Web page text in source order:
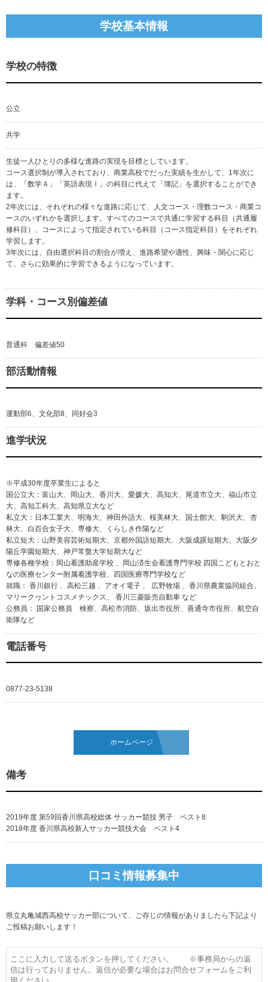
学校基本情報
学校の特徴
公立
共学
生徒一人ひとりの多様な進路の実現を目標としています。
コース選択制が導入されており、商業高校でだった実績を生かして、1年次に
は、「数学Ａ」「英語表現Ⅰ」の科目に代えて「簿記」を選択することができ
ます。
2年次には、それぞれの様々な進路に応じて、人文コース・理数コース・商業コ
ースのいずれかを選択します。すべてのコースで共通に学習する科目（共通履
修科目）、コースによって指定されている科目（コース指定科目）をそれぞれ
学習します。
3年次には、自由選択科目の割合が増え、進路希望や適性、興味・関心に応じ
て、さらに効果的に学習できるようになっています。
学科・コース別偏差値
普通科 偏差値50
部活動情報
運動部6、文化部8、同好会3
進学状況
※平成30年度卒業生によると
国公立大：富山大、岡山大、香川大、愛媛大、高知大、尾道市立大、福山市立
大、高知工科大、高知県立大など
私立大：日本工業大、明海大、神田外語大、桜美林大、国士館大、駒沢大、杏
林大、白百合女子大、専修大、くらしき作陽など
私立短大：山野美容芸術短期大、京都外国語短期大、大阪成蹊短期大、大阪夕
陽丘学園短期大、神戸常盤大学短期大など
専修各種学校：岡山看護助産学校 、岡山済生会看護専門学校 四国こどもとおと
なの医療センター附属看護学校、四国医療専門学校など
就職： 香川銀行 、高松三越 、アオイ電子 、 広野牧場 、香川県農業協同組合、
マリークヮントコスメチックス、 香川三菱販売自動車 など
公務員： 国家公務員 検察、高松市消防、坂出市役所、善通寺市役所、航空自
衛隊など
電話番号
0877-23-5138
ホームページ
備考
2019年度 第59回香川県高校総体 サッカー競技 男子 ベスト8
2018年度 香川県高校新人サッカー競技大会 ベスト4
口コミ情報募集中
県立丸亀城西高校サッカー部について、ご存じの情報がありましたら下記より
ご投稿お願いします！